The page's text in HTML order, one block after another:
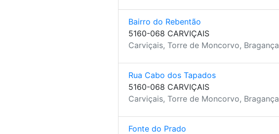
Bairro do Rebentão
5160-068 CARVIÇAIS
Carviçais, Torre de Moncorvo, Bragança
Rua Cabo dos Tapados
5160-068 CARVIÇAIS
Carviçais, Torre de Moncorvo, Bragança
Fonte do Prado